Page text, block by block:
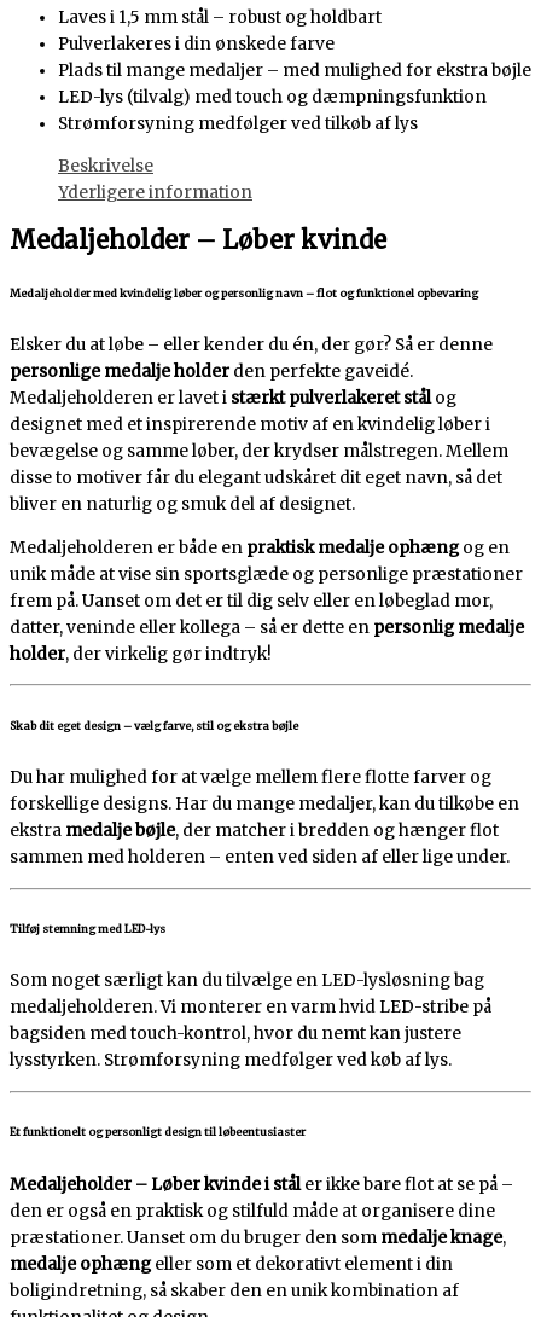
Laves i 1,5 mm stål – robust og holdbart
Pulverlakeres i din ønskede farve
Plads til mange medaljer – med mulighed for ekstra bøjle
LED-lys (tilvalg) med touch og dæmpningsfunktion
Strømforsyning medfølger ved tilkøb af lys
Beskrivelse
Yderligere information
Medaljeholder – Løber kvinde
Medaljeholder med kvindelig løber og personlig navn – flot og funktionel opbevaring
Elsker du at løbe – eller kender du én, der gør? Så er denne
personlige medalje holder den perfekte gaveidé.
Medaljeholderen er lavet i stærkt pulverlakeret stålog
designet med et inspirerende motiv af en kvindelig løber i
bevægelse og samme løber, der krydser målstregen. Mellem
disse to motiver får du elegant udskåret dit eget navn, så det
bliver en naturlig og smuk del af designet.
Medaljeholderen er både en praktisk medalje ophængog en
unik måde at vise sin sportsglæde og personlige præstationer
frem på. Uanset om det er til dig selv eller en løbeglad mor,
datter, veninde eller kollega – så er dette en personlig medalje
holder, der virkelig gør indtryk!
Skab dit eget design – vælg farve, stil og ekstra bøjle
Du har mulighed for at vælge mellem flere flotte farver og
forskellige designs. Har du mange medaljer, kan du tilkøbe en
ekstra medalje bøjle, der matcher i bredden og hænger flot
sammen med holderen – enten ved siden af eller lige under.
Tilføj stemning med LED-lys
Som noget særligt kan du tilvælge en LED-lysløsning bag
medaljeholderen. Vi monterer en varm hvid LED-stribe på
bagsiden med touch-kontrol, hvor du nemt kan justere
lysstyrken. Strømforsyning medfølger ved køb af lys.
Et funktionelt og personligt design til løbeentusiaster
Medaljeholder – Løber kvinde i ståler ikke bare flot at se på –
den er også en praktisk og stilfuld måde at organisere dine
præstationer. Uanset om du bruger den som medalje knage,
medalje ophængeller som et dekorativt element i din
boligindretning, så skaber den en unik kombination af